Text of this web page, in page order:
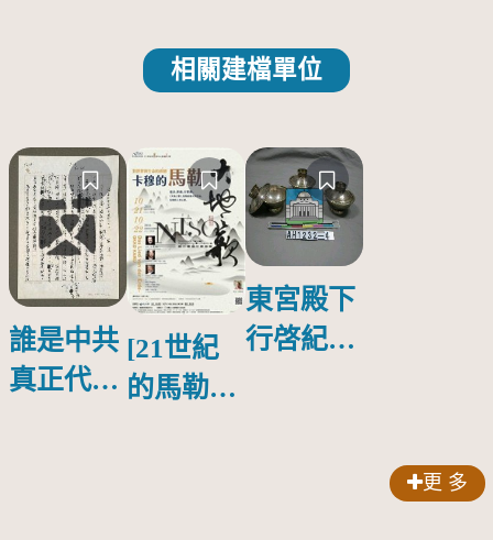
相關建檔單位
誰是中共
真正代言
[21世紀
的馬勒、
東宮殿下
行啓紀念
更 多